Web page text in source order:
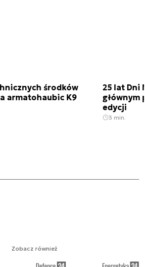
środków
armatohaubic K9
25 lat Dni
głównym
edycji
3 min.
Zobacz również